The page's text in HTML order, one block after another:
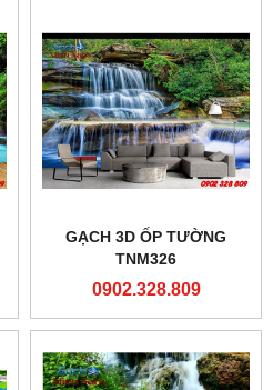
GẠCH 3D ỐP TƯỜNG
TNM326
0902.328.809